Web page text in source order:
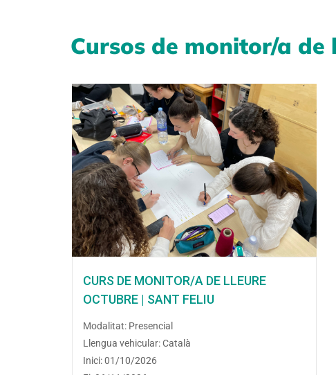
Cursos de monitor/a de
CURS DE MONITOR/A DE LLEURE
OCTUBRE | SANT FELIU
Modalitat: Presencial
Llengua vehicular: Català
Inici: 01/10/2026